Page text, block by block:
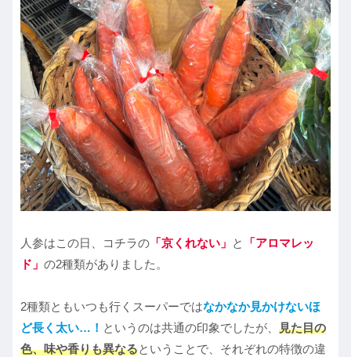
人参はこの日、コチラの 「京くれない」 と
「アロマレッ
ド」 の2種類がありました。
2種類ともいつも行くスーパーではなかなか見かけないほ
ど長く太い…！ というのは共通の印象でしたが、 見た目の
色、味や香りも異なるということで、それぞれの特徴の違